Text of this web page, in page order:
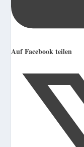
Auf Facebook teilen